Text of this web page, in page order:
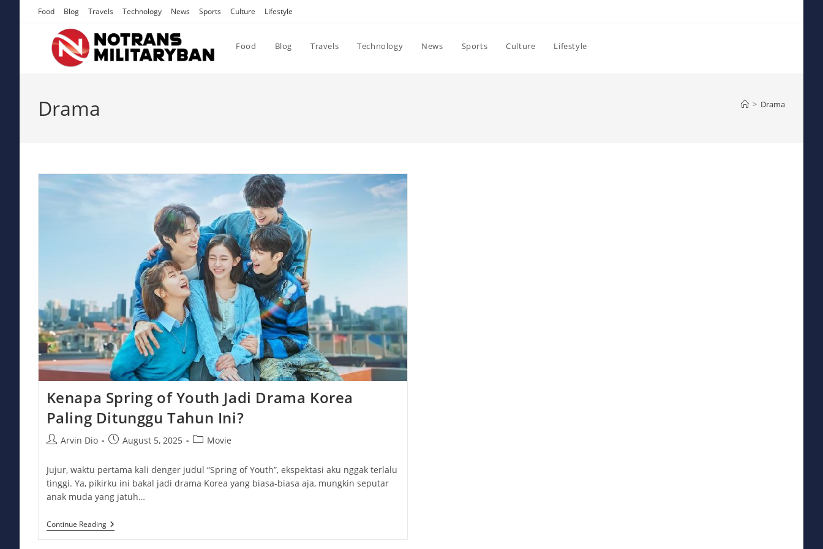
Food Blog Travels Technology News Sports Culture Lifestyle
Food Blog Travels Technology News Sports Culture Lifestyle
Drama > Drama
Kenapa Spring of Youth Jadi Drama Korea
Paling Ditunggu Tahun Ini?
PostArvin Dio
PostAugust 5, 2025
PostMovie
Jujur, waktu pertama kali denger judul “Spring of Youth”, ekspektasi aku nggak terlalu
tinggi. Ya, pikirku ini bakal jadi drama Korea yang biasa-biasa aja, mungkin seputar
anak muda yang jatuh…
Continue ReadingKenapa
Spring